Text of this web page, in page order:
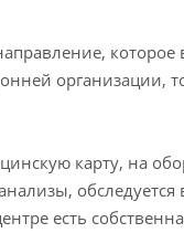
которое
организации,
карту, на
есть